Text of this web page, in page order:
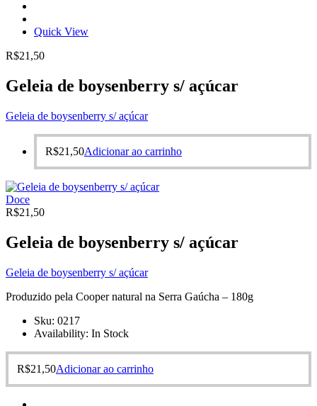
Quick View
R$21,50
Geleia de boysenberry s/ açúcar
Geleia de boysenberry s/ açúcar
R$21,50Adicionar ao carrinho
Doce
R$21,50
Geleia de boysenberry s/ açúcar
Geleia de boysenberry s/ açúcar
Produzido pela Cooper natural na Serra Gaúcha – 180g
Sku: 0217
Availability: In Stock
R$21,50Adicionar ao carrinho